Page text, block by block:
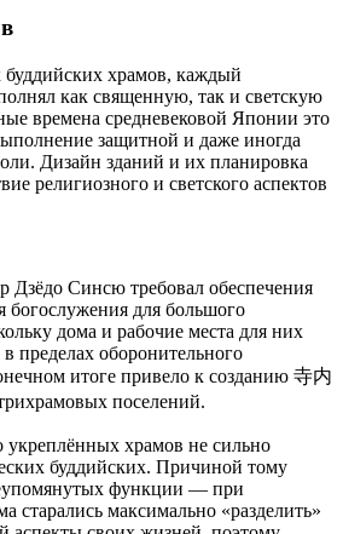
храмов, каждый
как священную, так и светскую
времена средневековой Японии это
защитной и даже иногда
Дизайн зданий и их планировка
религиозного и светского аспектов
Дзёдо Синсю требовал обеспечения
богослужения для большого
дома и рабочие места для них
в пределах оборонительного
итоге привело к созданию 寺内
поселений.
укреплённых храмов не сильно
буддийских. Причиной тому
функции — при
старались максимально «разделить»